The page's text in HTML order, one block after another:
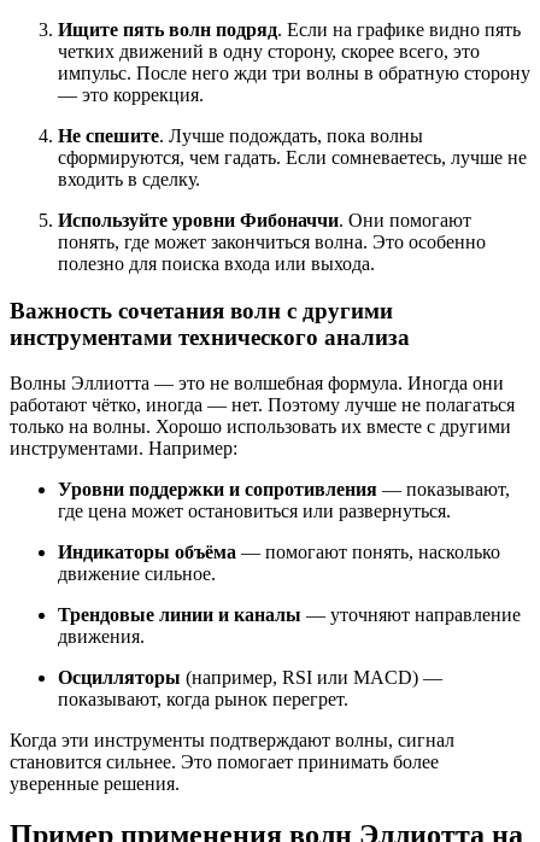
Ищите пять волн подряд. Если на графике видно пять
четких движений в одну сторону, скорее всего, это
импульс. После него жди три волны в обратную сторону
— это коррекция.
Не спешите. Лучше подождать, пока волны
сформируются, чем гадать. Если сомневаетесь, лучше не
входить в сделку.
Используйте уровни Фибоначчи. Они помогают
понять, где может закончиться волна. Это особенно
полезно для поиска входа или выхода.
Важность сочетания волн с другими
инструментами технического анализа
Волны Эллиотта — это не волшебная формула. Иногда они
работают чётко, иногда — нет. Поэтому лучше не полагаться
только на волны. Хорошо использовать их вместе с другими
инструментами. Например:
Уровни поддержки и сопротивления — показывают,
где цена может остановиться или развернуться.
Индикаторы объёма — помогают понять, насколько
движение сильное.
Трендовые линии и каналы — уточняют направление
движения.
Осцилляторы (например, RSI или MACD) —
показывают, когда рынок перегрет.
Когда эти инструменты подтверждают волны, сигнал
становится сильнее. Это помогает принимать более
уверенные решения.
Пример применения волн Эллиотта на